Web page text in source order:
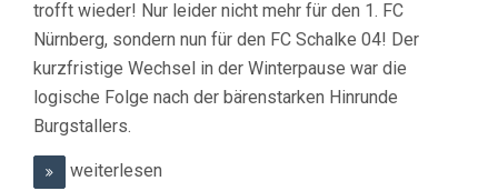
trofft wieder! Nur leider nicht mehr für den 1. FC
Nürnberg, sondern nun für den FC Schalke 04! Der
kurzfristige Wechsel in der Winterpause war die
logische Folge nach der bärenstarken Hinrunde
Burgstallers.
weiterlesen